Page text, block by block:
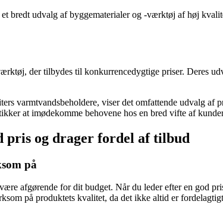
bredt udvalg af byggematerialer og -værktøj af høj
der tilbydes til konkurrencedygtige priser. Deres
varmtvandsbeholdere, viser det omfattende udvalg
at imødekomme behovene hos en bred vifte af
pris og drager fordel af tilbud
på
afgørende for dit budget. Når du leder efter en god
på produktets kvalitet, da det ikke altid er